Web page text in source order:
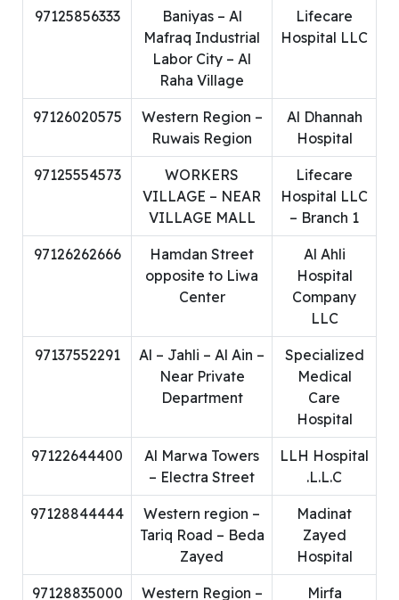
Lifecare
Hospital LLC
Baniyas – Al
Mafraq Industrial
Labor City – Al
Raha Village
97125856333
Al Dhannah
Hospital
Western Region –
Ruwais Region
97126020575
Lifecare
Hospital LLC
– Branch 1
WORKERS
VILLAGE – NEAR
VILLAGE MALL
97125554573
Al Ahli
Hospital
Company
LLC
Hamdan Street
opposite to Liwa
Center
97126262666
Specialized
Medical
Care
Hospital
Al – Jahli – Al Ain –
Near Private
Department
97137552291
LLH Hospital
L.L.C.
Al Marwa Towers
– Electra Street
97122644400
Madinat
Zayed
Hospital
Western region –
Tariq Road – Beda
Zayed
97128844444
Mirfa
Western Region –
97128835000